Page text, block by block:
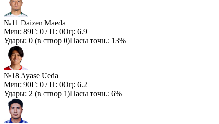
№11 Daizen Maeda
Мин: 89Г: 0 / П: 0Оц: 6.9
Удары: 0 (в створ 0)Пасы точн.: 13%
№18 Ayase Ueda
Мин: 90Г: 0 / П: 0Оц: 6.2
Удары: 2 (в створ 1)Пасы точн.: 6%